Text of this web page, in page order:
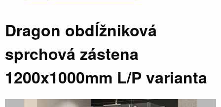
Vane
Dragon obdĺžniková
sprchová zástena
1200x1000mm L/P varianta